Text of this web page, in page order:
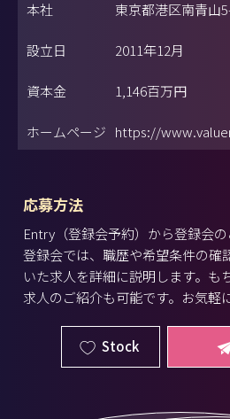
本社 東京都港区南青山
設立日 2011年12月
資本金 1,146百万円
ホームページ https://
応募方法
Entry（登録会予約）から登録会の
登録会では、職歴や希望条件の確
いた求人を詳細に説明します。も
求人のご紹介も可能です。お気軽
Stock